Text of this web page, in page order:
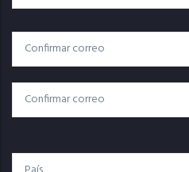
Correo
Electrónico
Correo Electrónico
Confirmar Correo
País